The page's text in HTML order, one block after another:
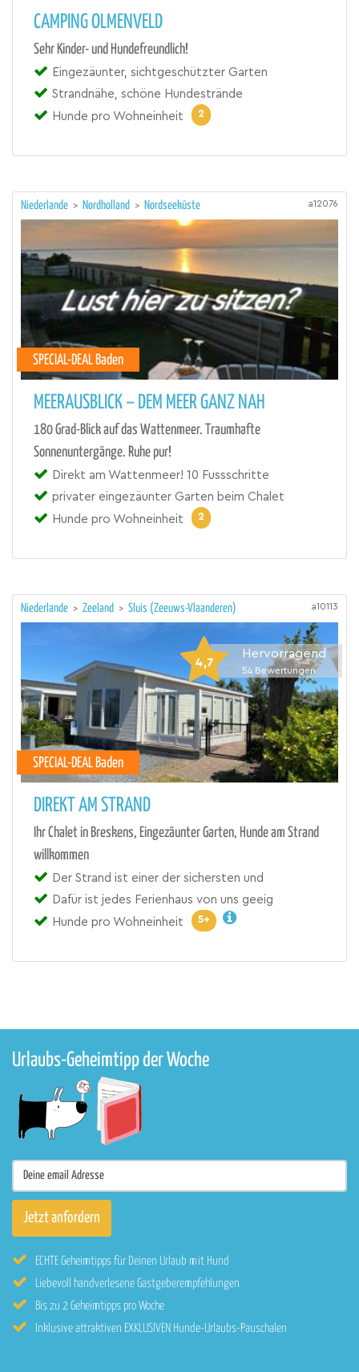
CAMPING OLMENVELD
Sehr Kinder- und Hundefreundlich!
Eingezäunter, sichtgeschützter Garten
Strandnähe, schöne Hundestrände
Hunde pro Wohneinheit
2
Niederlande > Nordholland > Nordseeküste a12076
SPECIAL-DEAL Baden
MEERAUSBLICK – DEM MEER GANZ NAH
180 Grad-Blick auf das Wattenmeer. Traumhafte
Sonnenuntergänge. Ruhe pur!
Direkt am Wattenmeer! 10 Fussschritte
privater eingezäunter Garten beim Chalet
Hunde pro Wohneinheit
2
Niederlande > Zeeland > Sluis (Zeeuws-Vlaanderen) a10113
4,7
Hervorragend
54 Bewertungen
SPECIAL-DEAL Baden
DIREKT AM STRAND
Ihr Chalet in Breskens, Eingezäunter Garten, Hunde am Strand
willkommen
Der Strand ist einer der sichersten und
Dafür ist jedes Ferienhaus von uns geeig
Hunde pro Wohneinheit
5+
Urlaubs-Geheimtipp der Woche
ECHTE Geheimtipps für Deinen Urlaub mit Hund
Liebevoll handverlesene Gastgeberempfehlungen
Bis zu 2 Geheimtipps pro Woche
Inklusive attraktiven EXKLUSIVEN Hunde-Urlaubs-Pauschalen